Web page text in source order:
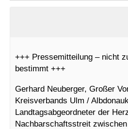
+++ Pressemitteilung – nicht
bestimmt +++
Gerhard Neuberger, Großer
Kreisverbands Ulm /
Landtagsabgeordneter der
Nachbarschaftsstreit